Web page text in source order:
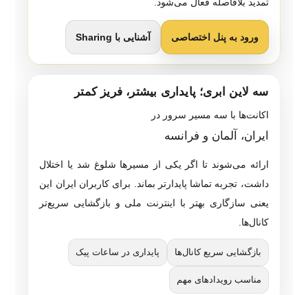
ورود به پنل اختصاصی آشنایی با Sharing
سه لاین ابری؛ پایداری بیشتر، فریز کمتر
اکانت‌ها با سه مسیر سرور در
ایران، آلمان و فرانسه
ارائه می‌شوند تا اگر یکی از مسیرها شلوغ شد یا اختلال
داشت، تجربه تماشا پایدارتر بماند. برای کاربران ایران این
یعنی سازگاری بهتر با اینترنت ملی و بازگشایی سریع‌تر
کانال‌ها.
بازگشایی سریع کانال‌ها پایداری در ساعات پیک
مناسب رویدادهای مهم